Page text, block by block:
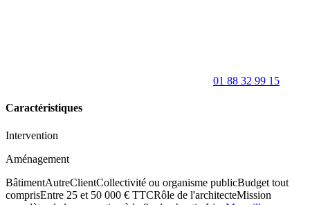
01 88 32 99 15
Caractéristiques
Intervention
Aménagement
BâtimentAutreClientCollectivité ou organisme publicBudget tout
comprisEntre 25 et 50 000 € TTCRôle de l'architecteMission